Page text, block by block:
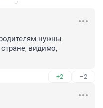
нужны
видимо,
+2 –2